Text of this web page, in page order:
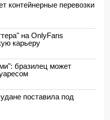
контейнерные перевозки
на OnlyFans
карьеру
бразилец может
поставила под